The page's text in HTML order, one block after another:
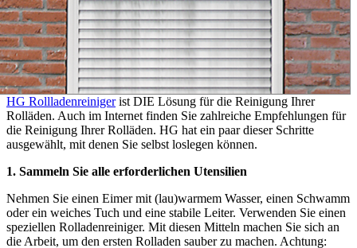
HG Rollladenreinigerist DIE Lösung für die Reinigung Ihrer
Rolläden. Auch im Internet finden Sie zahlreiche Empfehlungen für
die Reinigung Ihrer Rolläden. HG hat ein paar dieser Schritte
ausgewählt, mit denen Sie selbst loslegen können.
1. Sammeln Sie alle erforderlichen Utensilien
Nehmen Sie einen Eimer mit (lau)warmem Wasser, einen Schwamm
oder ein weiches Tuch und eine stabile Leiter. Verwenden Sie einen
speziellen Rolladenreiniger. Mit diesen Mitteln machen Sie sich an
die Arbeit, um den ersten Rolladen sauber zu machen. Achtung: